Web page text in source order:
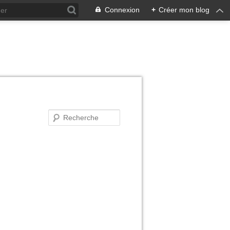
Connexion + Créer mon blog